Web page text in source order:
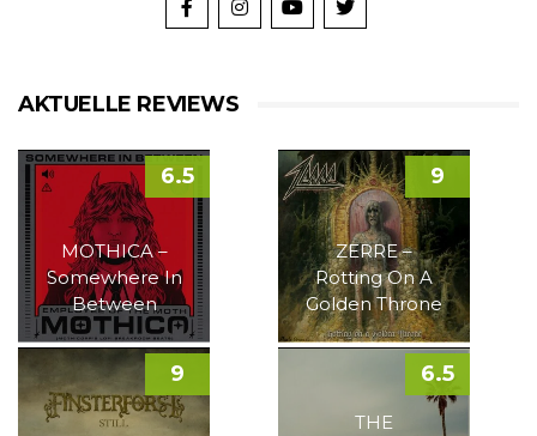
AKTUELLE REVIEWS
MOTHICA –
Somewhere In
Between
6.5
ZERRE –
Rotting On A
Golden Throne
9
9
THE
6.5